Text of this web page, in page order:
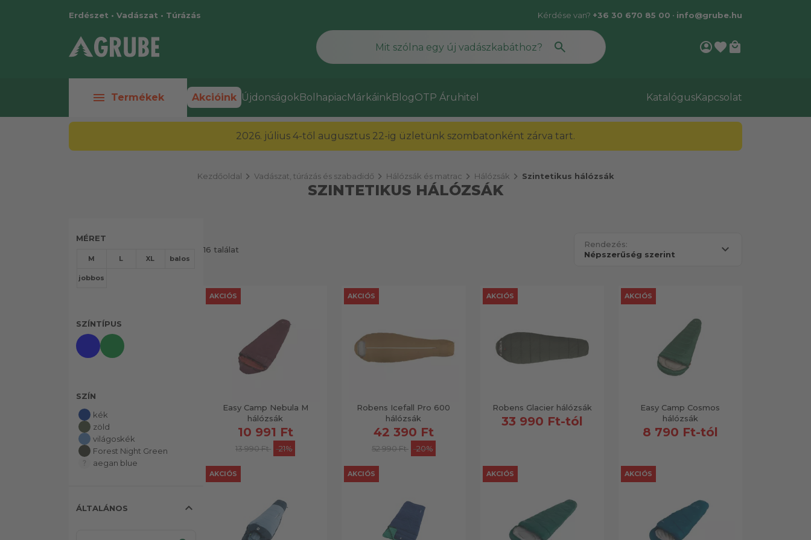
Erdészet • Vadászat • Túrázás Kérdése van? +36 30 670 85 00 • info@grube.hu
account_circlefavorite local_mall
menu Termékek Akcióink ÚjdonságokBolhapiacMárkáinkBlogOTP Áruhitel KatalógusKapcsolat
2026. július 4-től augusztus 22-ig üzletünk szombatonként zárva tart.
Kezdőoldal chevron_right Vadászat, túrázás és szabadidő chevron_right Hálózsák és matrac chevron_right Hálózsák chevron_right Szintetikus hálózsák
SZINTETIKUS HÁLÓZSÁK
16 találat
Rendezés:
Easy Camp Nebula M
hálózsák
AKCIÓS
10 991 Ft
13 990 Ft -21%
Robens Icefall Pro 600
hálózsák
AKCIÓS
42 390 Ft
52 990 Ft -20%
Robens Glacier hálózsák
AKCIÓS
33 990 Ft-tól
Easy Camp Cosmos
hálózsák
AKCIÓS
8 790 Ft-tól
AKCIÓS AKCIÓS AKCIÓS AKCIÓS
MÉRET
M L XL balos
jobbos
SZÍNTÍPUS
SZÍN
kék
zöld
világoskék
Forest Night Green
aegan blue
ÁLTALÁNOS expand_less